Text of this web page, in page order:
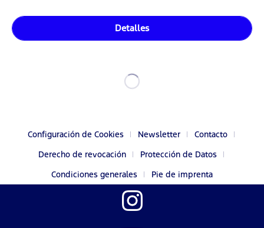
Detalles
Configuración de Cookies Newsletter
Contacto
Derecho de revocación
Protección de Datos
Condiciones generales
Pie de imprenta